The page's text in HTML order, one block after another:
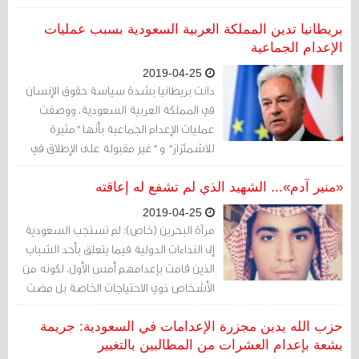
في مقبرة البلدة، بمشاركة الأهل والأحبة
وحشود غفيرة من المعزين
بريطانيا تدين المملكة العربية السعودية بسبب عمليات
الإعدام الجماعية
دانت بريطانيا بشدة سياسة حقوق الإنسان
في المملكة العربية السعودية، ووصفت
عمليات الإعدام الجماعية بأنها "مثيرة
للاشمئزاز" و "غير مقبولة على الإطلاق في
العالم الحديث".
«منير آدم»... الشهيد الذي لم تشفع له إعاقته
مرآة البحرين (خاص): لم تستجب السعودية
إلى النداءات الدولية فيما يتعلق بأحد الشباب
الذين قامت بإعدامهم أمس الأول، لكونه من
الأشخاص ذوي الاحتياجات الخاصة بل مضت
في إعدامه دون رحمة.
حزب الله يدين مجزرة الإعدامات في السعودية: جريمة
بشعة بإعدام العشرات من المطالبين بالتغيير